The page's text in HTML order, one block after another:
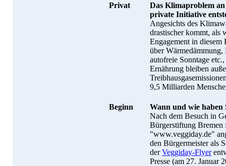
Privat
Das Klimaproblem
private Initiative
Angesichts des
drastischer kommt, als
Engagement in
über Wärmedämmung,
autofreie Sonntage
Ernährung bleiben
9,5 Milliarden
Beginn
Wann und wie haben
Nach dem Besuch in
Bürgerstiftung Bremen
"www.veggiday.de"
den Bürgermeister als
derVeggiday-Flyer
Presse (am 27. Januar